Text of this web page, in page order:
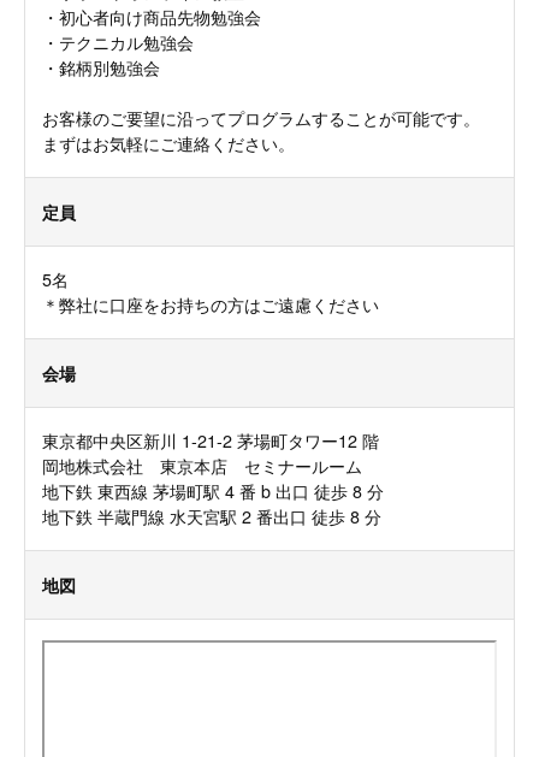
・初心者向け商品先物勉強会
・テクニカル勉強会
・銘柄別勉強会
お客様のご要望に沿ってプログラムすることが可能です。
まずはお気軽にご連絡ください。
定員
5名
＊弊社に口座をお持ちの方はご遠慮ください
会場
東京都中央区新川 1-21-2 茅場町タワー12 階
岡地株式会社 東京本店 セミナールーム
地下鉄 東西線 茅場町駅 4 番 b 出口 徒歩 8 分
地下鉄 半蔵門線 水天宮駅 2 番出口 徒歩 8 分
地図